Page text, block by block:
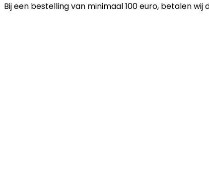
Bij een bestelling van minimaal 100 euro, betalen